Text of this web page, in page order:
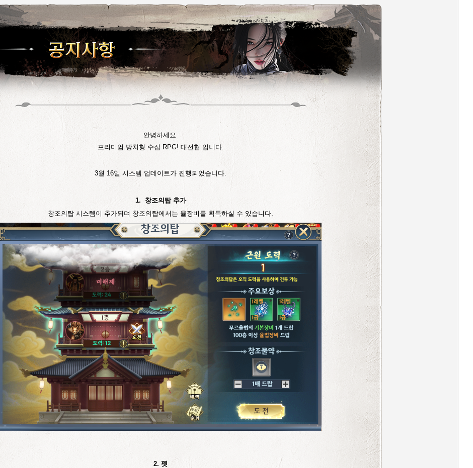
안녕하세요.
프리미엄 방치형 수집 RPG! 대선협 입니다.
3월 16일 시스템 업데이트가 진행되었습니다.
1. 창조의탑 추가
창조의탑 시스템이 추가되며 창조의탑에서는 율장비를 획득하실 수 있습니다.
2. 펫